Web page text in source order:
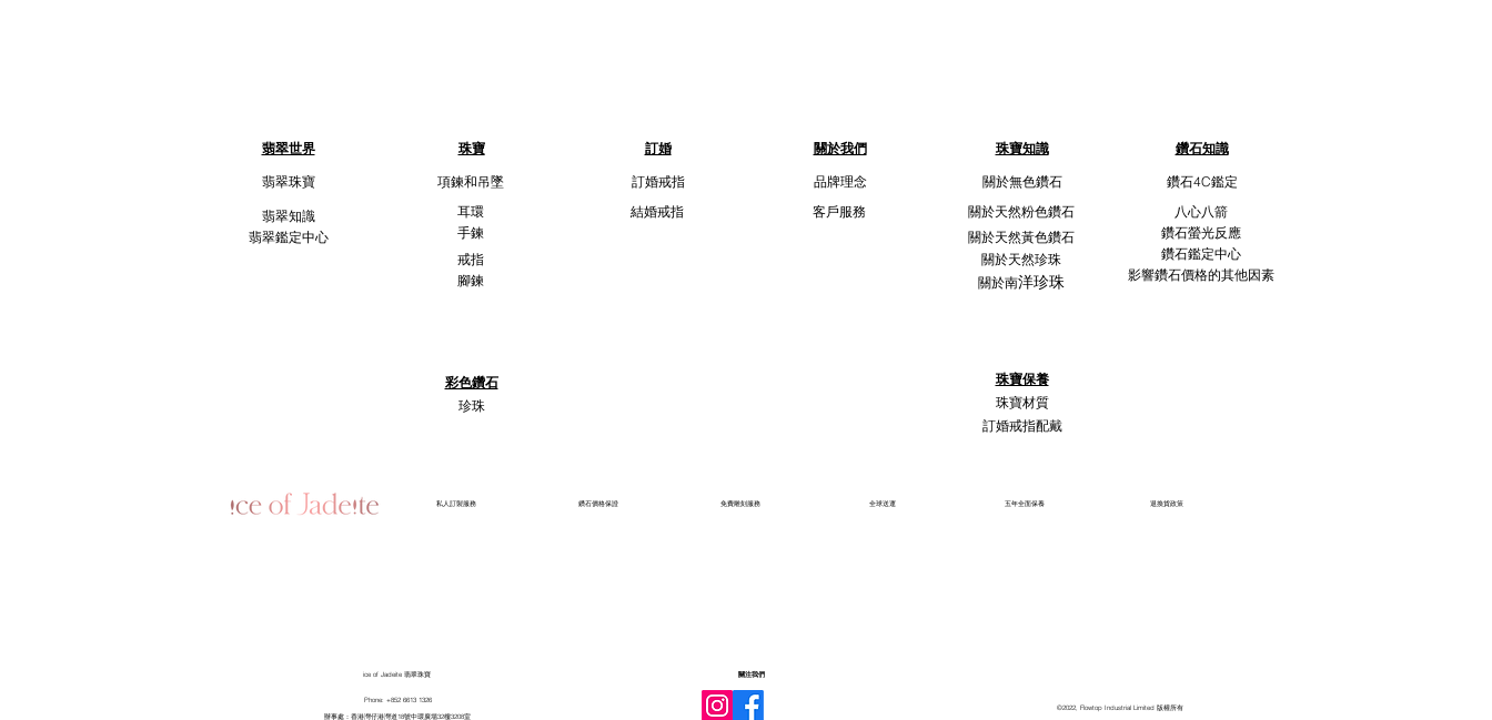
翡翠世界
珠寶
翡翠珠寶
項鍊和吊墜
翡翠知識
翡翠鑑定中心
耳環
手鍊
戒指
腳鍊
訂婚 關於我們 珠寶知識
鑽石知識
訂婚戒指
品牌理念 關於無色鑽石
鑽石4C鑑定
結婚戒指
客戶服務 關於天然粉色鑽石
八心八箭
關於天然黃色鑽石
關於天然珍珠
鑽石螢光反應
鑽石鑑定中心
關於南洋珍珠 影響鑽石價格的其他因素
彩色鑽石
珍珠
珠寶保養
珠寶材質
訂婚戒指配戴
​私人訂製服務 鑽石價格保證 免費雕刻服務 全球送運 五年全面保養 退換貨政策
ice of Jadeite 翡翠珠寶
Phone: +852 6613 1326
​辦事處：香港灣仔港灣道18號中環廣場32樓3208室
關注我們
©2022, Flowtop Industrial Limited 版權所有